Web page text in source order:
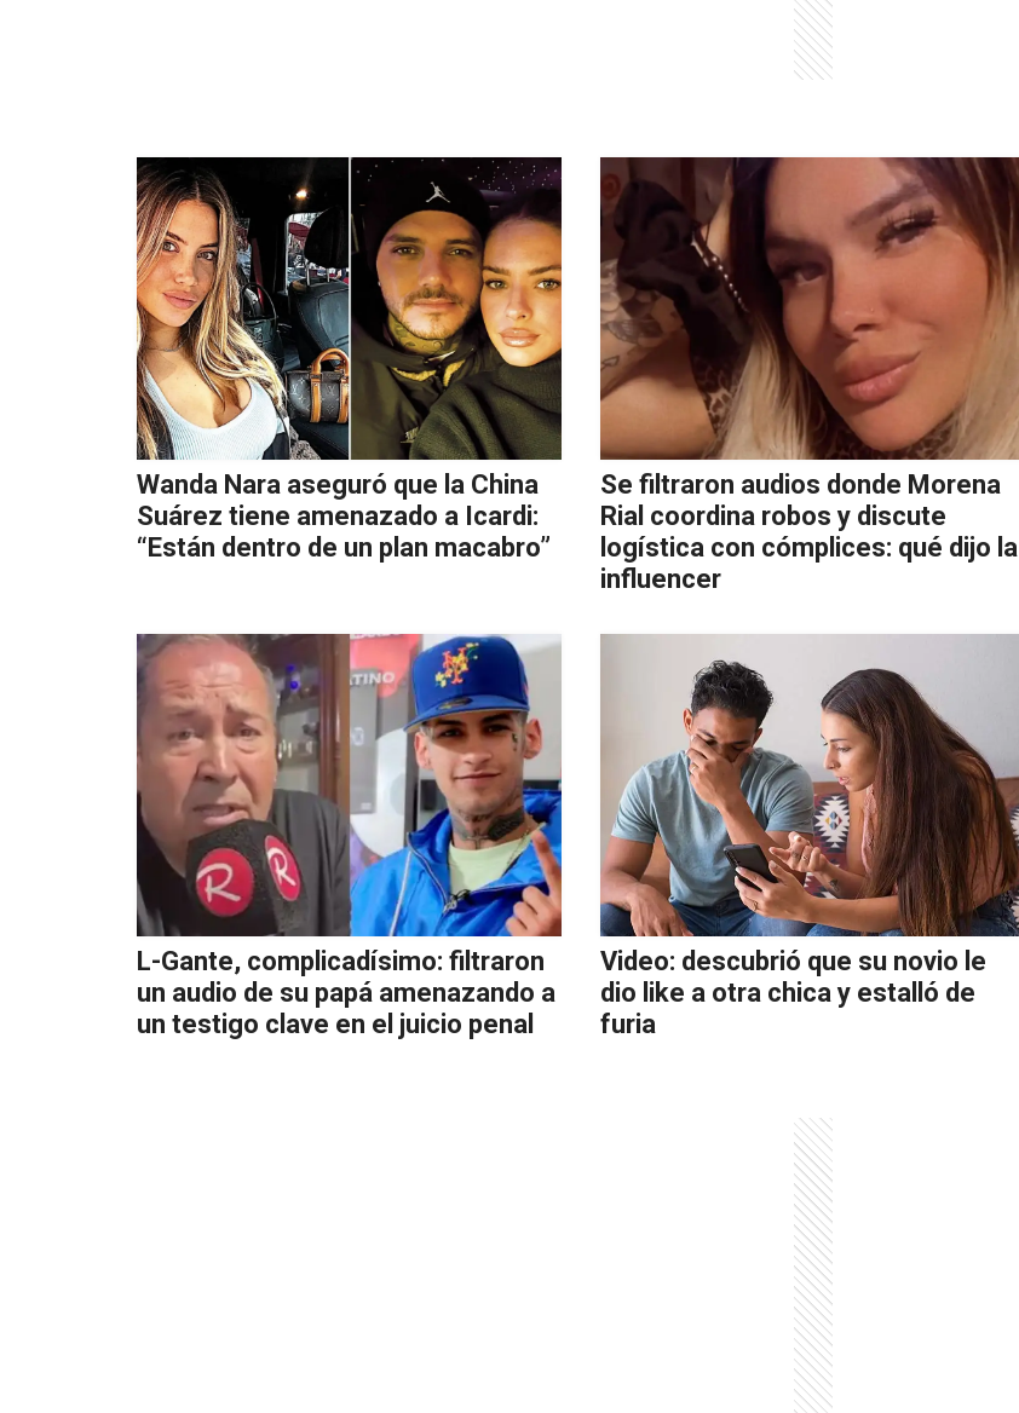
Wanda Nara aseguró que la China
Suárez tiene amenazado a Icardi:
“Están dentro de un plan macabro”
Se filtraron audios donde Morena
Rial coordina robos y discute
logística con cómplices: qué dijo la
influencer
L-Gante, complicadísimo: filtraron
un audio de su papá amenazando a
un testigo clave en el juicio penal
Video: descubrió que su novio le
dio like a otra chica y estalló de
furia